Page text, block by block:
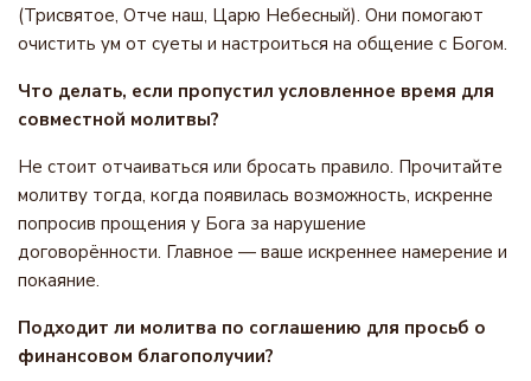
(Трисвятое, Отче наш, Царю Небесный). Они помогают
очистить ум от суеты и настроиться на общение с Богом.
Что делать, если пропустил условленное время для
совместной молитвы?
Не стоит отчаиваться или бросать правило. Прочитайте
молитву тогда, когда появилась возможность, искренне
попросив прощения у Бога за нарушение
договорённости. Главное — ваше искреннее намерение и
покаяние.
Подходит ли молитва по соглашению для просьб о
финансовом благополучии?